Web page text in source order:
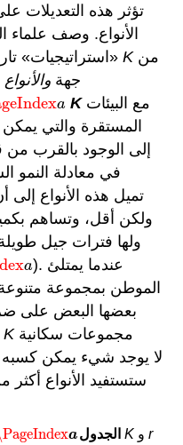
تؤثر هذه التعديلات
الأنواع. وصف علماء
«استراتيجيات» تاريخ الحياة مع الأنواع المختارة منKمن
جهة والأنواع
a
a الأنواع المختارة منKمع البيئات
المستقرة والتي يمكن
ولكن أقل، وتساهم
ولها فترات جيل
a
a). عندما يمتلئ
الموطن بمجموعة
بعضها البعض على
. يمتلك استراتيجيوKمجموعات سكانية
الجدولa
a K r